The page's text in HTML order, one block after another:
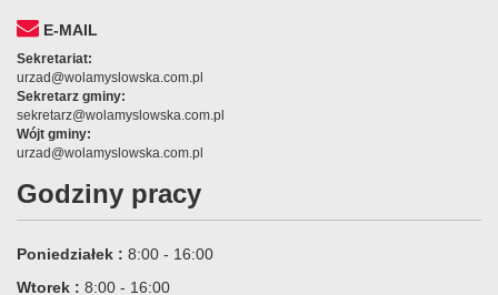
E-MAIL
Sekretariat:
urzad@wolamyslowska.com.pl
Sekretarz gminy:
sekretarz@wolamyslowska.com.pl
Wójt gminy:
urzad@wolamyslowska.com.pl
Godziny pracy
Poniedziałek : 8:00 - 16:00
Wtorek : 8:00 - 16:00